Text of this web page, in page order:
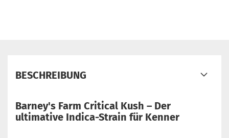
BESCHREIBUNG
Barney's Farm Critical Kush – Der
ultimative Indica-Strain für Kenner